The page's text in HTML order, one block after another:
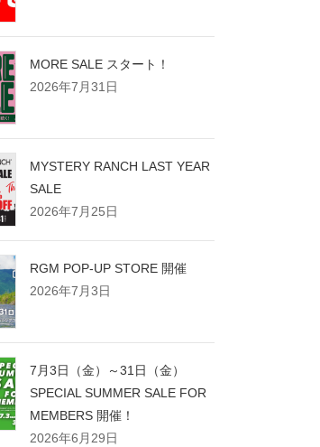
MORE SALE スタート！
2026年7月31日
MYSTERY RANCH LAST YEAR
SALE
2026年7月25日
RGM POP-UP STORE 開催
2026年7月3日
7月3日（金）～31日（金）
SPECIAL SUMMER SALE FOR
MEMBERS 開催！
2026年6月29日